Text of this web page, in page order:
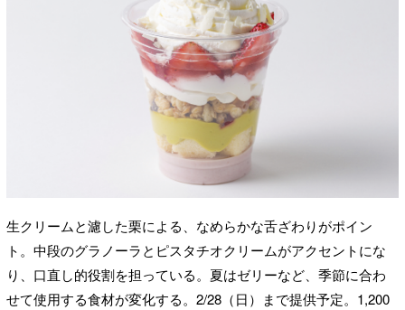
生クリームと濾した栗による、なめらかな舌ざわりがポイン
ト。中段のグラノーラとピスタチオクリームがアクセントにな
り、口直し的役割を担っている。夏はゼリーなど、季節に合わ
せて使用する食材が変化する。2/28（日）まで提供予定。1,200